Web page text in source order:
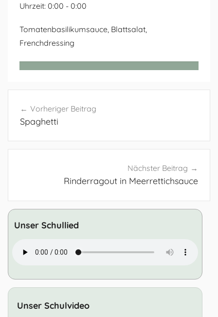
Uhrzeit: 0:00 - 0:00
Tomatenbasilikumsauce, Blattsalat,
Frenchdressing
Vorheriger Beitrag
Spaghetti
Nächster Beitrag
Rinderragout in Meerrettichsauce
Unser Schullied
Unser Schulvideo